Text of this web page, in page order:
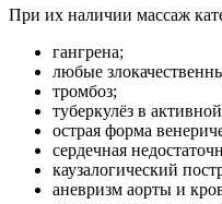
При их наличии массаж
гангрена;
любые
тромбоз;
туберкулёз в
острая форма
сердечная
каузалогический
аневризм аорты и